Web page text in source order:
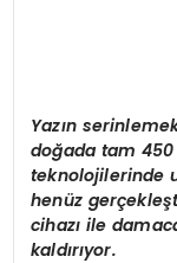
Yazın
doğada tam 450
teknolojilerinde
henüz
cihazı ile
kaldırıyor.